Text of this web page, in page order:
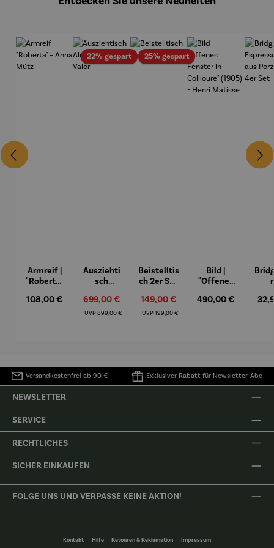
Armreif |
"Roberta"
Mütz
Regulärer Preis:
108,00 €
22% gespartRabatt
Ausziehti
sch
m – Valor
Verkaufspreis:
699,00 €
UVP Regulärer Preis:
899,00 €
25% gespartRabatt
Beistelltis
ch 2er Set
Verkaufspreis:
149,00 €
UVPRegulärer Preis:
199,00 €
Bild |
"Offenes
Collioure"
Regulärer Preis:
490,00 €
Versandkostenfrei ab 90 € Exklusiver Rabatt für Newsletter-Abo
NEWSLETTER
SERVICE
RECHTLICHES
SICHER EINKAUFEN
FOLGE UNS UND VERPASSE KEINE AKTION!
Kontakt Hilfe Retouren & Reklamation Impressum